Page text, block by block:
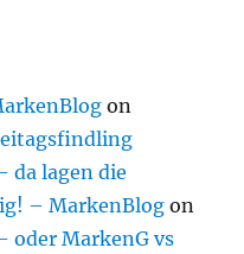
on
da lagen die
– MarkenBlog on
oder MarkenG vs